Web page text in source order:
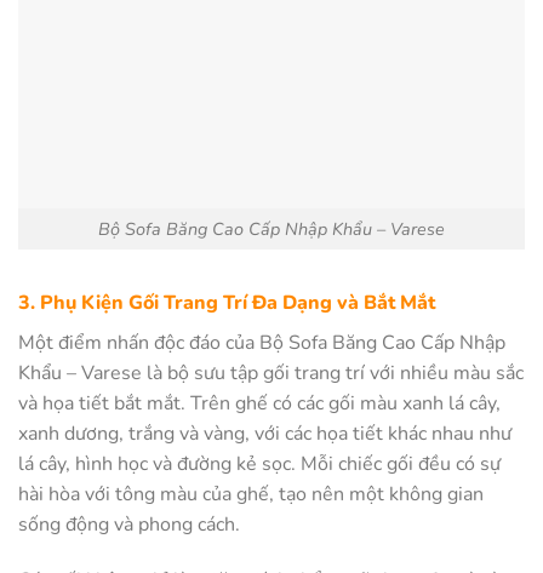
Bộ Sofa Băng Cao Cấp Nhập Khẩu – Varese
3. Phụ Kiện Gối Trang Trí Đa Dạng và Bắt Mắt
Một điểm nhấn độc đáo của Bộ Sofa Băng Cao Cấp Nhập
Khẩu – Varese là bộ sưu tập gối trang trí với nhiều màu sắc
và họa tiết bắt mắt. Trên ghế có các gối màu xanh lá cây,
xanh dương, trắng và vàng, với các họa tiết khác nhau như
lá cây, hình học và đường kẻ sọc. Mỗi chiếc gối đều có sự
hài hòa với tông màu của ghế, tạo nên một không gian
sống động và phong cách.